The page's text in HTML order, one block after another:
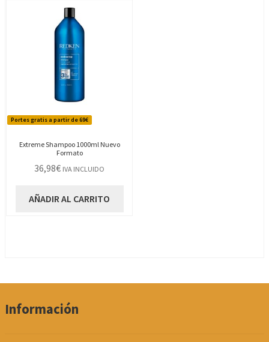
Portes gratis a partir de 69€
Extreme Shampoo 1000ml Nuevo
Formato
36,98€ IVA INCLUIDO
AÑADIR AL CARRITO
Información